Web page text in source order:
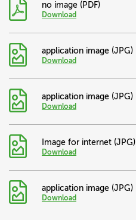
no image (PDF)
Download
application image (JPG)
Download
application image (JPG)
Download
Image for internet (JPG)
Download
application image (JPG)
Download